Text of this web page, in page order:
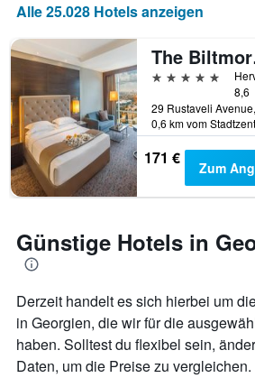
der
Tage
vor
dem
Aufenthalt
anzeigt
Das
Diagramm
hat
1
Y-
den
durchschnittlichen
Zimmerpreis
anzeigt
Alle 25.028 Hotels anzeigen
5 Sterne
8,6
0,6 km vom
171 € Zum
Günstige Hotels in
Derzeit handelt es sich hierbei um
in Georgien, die wir für die
haben. Solltest du flexibel sein,
Daten, um die Preise zu vergleichen.